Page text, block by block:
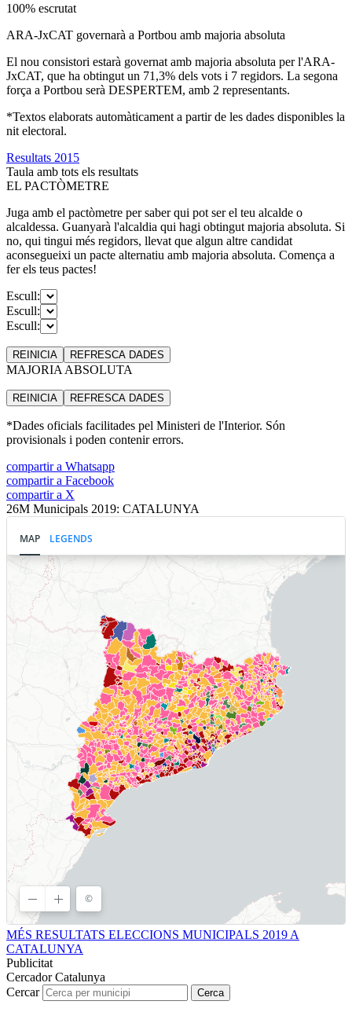
100% escrutat
ARA-JxCAT governarà a Portbou amb majoria absoluta
El nou consistori estarà governat amb majoria absoluta per l'ARA-
JxCAT, que ha obtingut un 71,3% dels vots i 7 regidors. La segona
força a Portbou serà DESPERTEM, amb 2 representants.
*Textos elaborats automàticament a partir de les dades disponibles la
nit electoral.
Resultats 2015
Taula amb tots els resultats
EL PACTÒMETRE
Juga amb el pactòmetre per saber qui pot ser el teu alcalde o
alcaldessa. Guanyarà l'alcaldia qui hagi obtingut majoria absoluta. Si
no, qui tingui més regidors, llevat que algun altre candidat
aconsegueixi un pacte alternatiu amb majoria absoluta. Comença a
fer els teus pactes!
Escull:
Escull:
Escull:
REINICIA REFRESCA DADES
MAJORIA ABSOLUTA
REINICIA REFRESCA DADES
*Dades oficials facilitades pel Ministeri de l'Interior. Són
provisionals i poden contenir errors.
compartir a Whatsapp
compartir a Facebook
compartir a X
26M Municipals 2019: CATALUNYA
MÉS RESULTATS ELECCIONS MUNICIPALS 2019 A
CATALUNYA
Publicitat
Cercador Catalunya
Cercar
Cerca